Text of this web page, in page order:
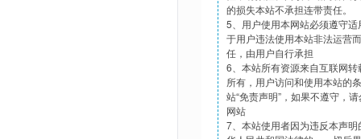
的损失本站不承担连带责任。
5、用户使用本网站必须遵守
于用户违法使用本站非法运营
任，由用户自行承担
6、本站所有资源来自互联网
所有，用户访问和使用本站的
站“免责声明”，如果不遵守，
网站
7、本站使用者因为违反本声